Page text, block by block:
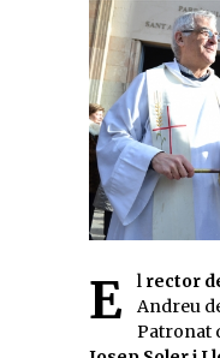
El rector
Andreu
Patronat